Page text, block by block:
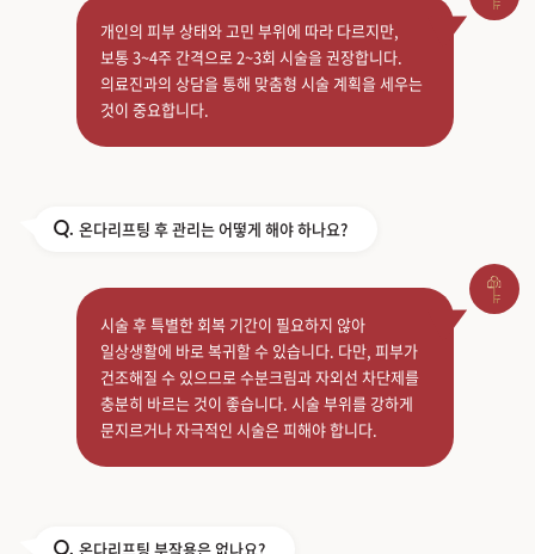
개인의 피부 상태와 고민 부위에 따라 다르지만,
보통 3~4주 간격으로 2~3회 시술을 권장합니다.
의료진과의 상담을 통해 맞춤형 시술 계획을 세우는
것이 중요합니다.
Q. 온다리프팅 후 관리는 어떻게 해야 하나요?
시술 후 특별한 회복 기간이 필요하지 않아
일상생활에 바로 복귀할 수 있습니다. 다만, 피부가
건조해질 수 있으므로 수분크림과 자외선 차단제를
충분히 바르는 것이 좋습니다. 시술 부위를 강하게
문지르거나 자극적인 시술은 피해야 합니다.
온다리프팅 부작용은 없나요?